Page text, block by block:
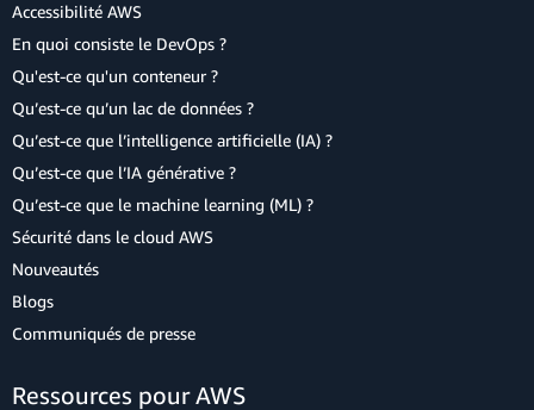
Accessibilité AWS
En quoi consiste le DevOps ?
Qu'est-ce qu'un conteneur ?
Qu’est-ce qu’un lac de données ?
Qu’est-ce que l’intelligence artificielle (IA) ?
Qu’est-ce que l’IA générative ?
Qu’est-ce que le machine learning (ML) ?
Sécurité dans le cloud AWS
Nouveautés
Blogs
Communiqués de presse
Ressources pour AWS